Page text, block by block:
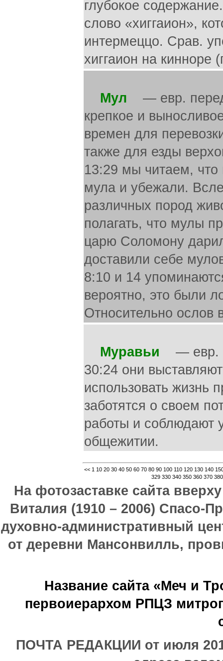
Мул — евр.
крепкое и
времен для
также для езды
13:29 мы читаем, что
мула и убежали.
различных пород
полагать, что мулы
царю Соломону
доставили себе
8:10 и 14
вероятно, это были
Относительно
Муравьи — евр.
30:24 они
использовать жизнь
заботятся о своем
работы и соблюдают
общежитии.
<< 1 10 20 30 40 50 60 70 80 90 100 110 120 130 140
329 330 340 350 360 370 380
На фотозаставке сайта
Виталия (1910 – 2006) Спасо-
духовно-административный
от деревни Мансонвилль,
Название сайта «Меч и
первоиерархом РПЦЗ
ПОЧТА РЕДАКЦИИ от июля